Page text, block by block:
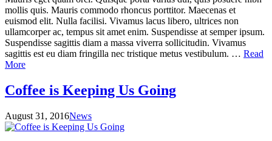
mollis quis. Mauris commodo rhoncus porttitor. Maecenas et
euismod elit. Nulla facilisi. Vivamus lacus libero, ultrices non
ullamcorper ac, tempus sit amet enim. Suspendisse at semper ipsum.
Suspendisse sagittis diam a massa viverra sollicitudin. Vivamus
sagittis est eu diam fringilla nec tristique metus vestibulum. … Read
More
Coffee is Keeping Us Going
August 31, 2016News